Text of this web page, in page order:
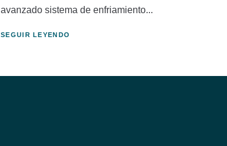
avanzado sistema de enfriamiento...
SEGUIR LEYENDO